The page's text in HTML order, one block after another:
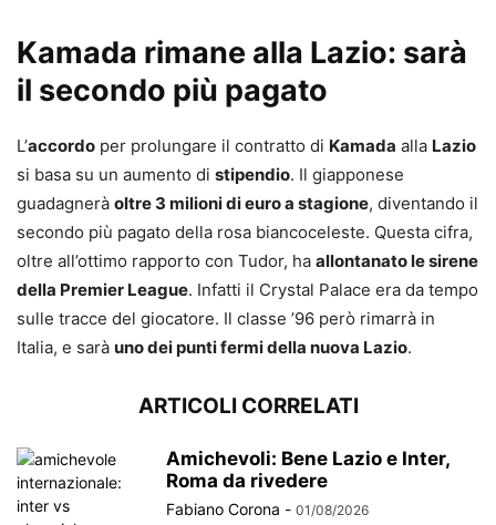
Kamada rimane alla Lazio: sarà
il secondo più pagato
L’accordo per prolungare il contratto di Kamada alla Lazio
si basa su un aumento di stipendio. Il giapponese
guadagnerà oltre 3 milioni di euro a stagione, diventando il
secondo più pagato della rosa biancoceleste. Questa cifra,
oltre all’ottimo rapporto con Tudor, ha allontanato le sirene
della Premier League. Infatti il Crystal Palace era da tempo
sulle tracce del giocatore. Il classe ’96 però rimarrà in
Italia, e sarà uno dei punti fermi della nuova Lazio.
ARTICOLI CORRELATI
Amichevoli: Bene Lazio e Inter,
Roma da rivedere
Fabiano Corona - 01/08/2026